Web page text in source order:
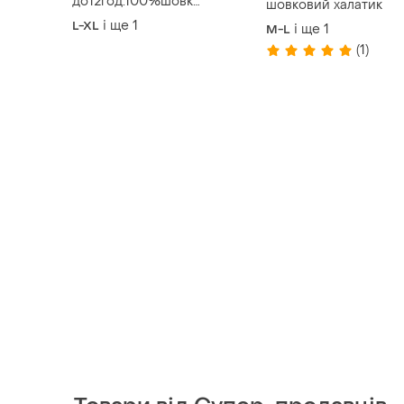
натуральний дуже дорогий
преміум бренд новий
L-XL і ще 1
шовковий халатик
M-L і ще 1
(1)